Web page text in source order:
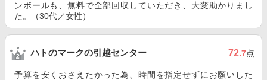
ンボールも、無料で全部回収していただき、大変助かりまし
た。（30代／女性）
ハトのマークの引越センター 72.7点
予算を安くおさえたかった為、時間を指定せずにお願いした